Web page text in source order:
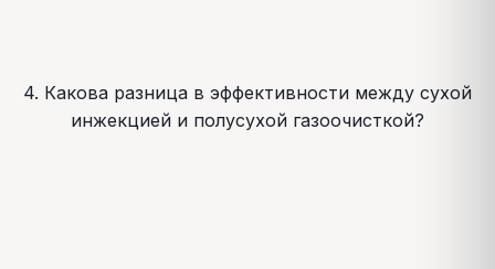
4. Какова разница в эффективности между сухой
инжекцией и полусухой газоочисткой?